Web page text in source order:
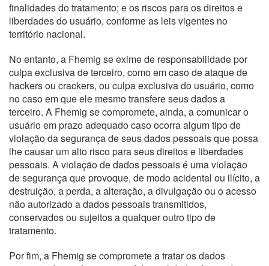
finalidades do tratamento; e os riscos para os direitos e
liberdades do usuário, conforme as leis vigentes no
território nacional.
No entanto, a Fhemig se exime de responsabilidade por
culpa exclusiva de terceiro, como em caso de ataque de
hackers ou crackers, ou culpa exclusiva do usuário, como
no caso em que ele mesmo transfere seus dados a
terceiro. A Fhemig se compromete, ainda, a comunicar o
usuário em prazo adequado caso ocorra algum tipo de
violação da segurança de seus dados pessoais que possa
lhe causar um alto risco para seus direitos e liberdades
pessoais. A violação de dados pessoais é uma violação
de segurança que provoque, de modo acidental ou ilícito, a
destruição, a perda, a alteração, a divulgação ou o acesso
não autorizado a dados pessoais transmitidos,
conservados ou sujeitos a qualquer outro tipo de
tratamento.
Por fim, a Fhemig se compromete a tratar os dados